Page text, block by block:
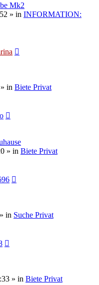
Mk2
» in INFORMATION:
» in Biete Privat
» in Biete Privat
» in Suche Privat
» in Biete Privat